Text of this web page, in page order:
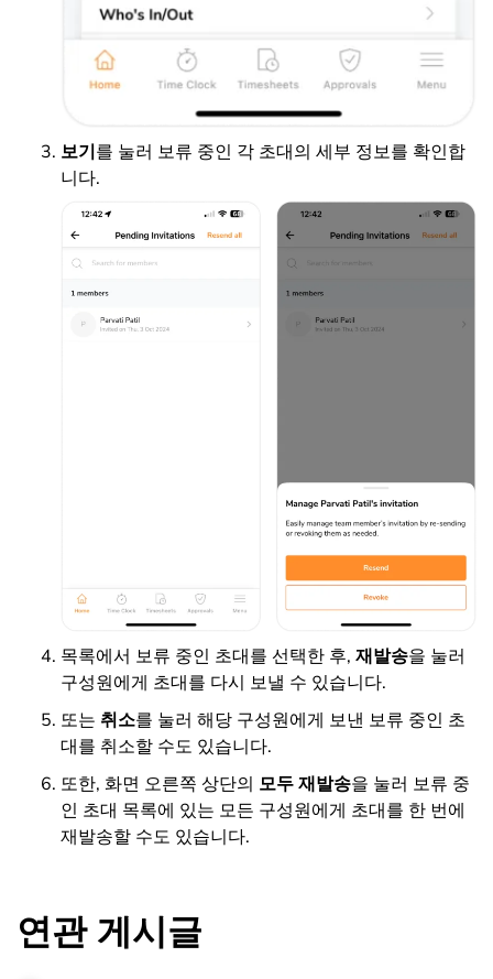
보기를 눌러 보류 중인 각 초대의 세부 정보를 확인합
니다.
목록에서 보류 중인 초대를 선택한 후, 재발송을 눌러
구성원에게 초대를 다시 보낼 수 있습니다.
또는 취소를 눌러 해당 구성원에게 보낸 보류 중인 초
대를 취소할 수도 있습니다.
또한, 화면 오른쪽 상단의 모두 재발송을 눌러 보류 중
인 초대 목록에 있는 모든 구성원에게 초대를 한 번에
재발송할 수도 있습니다.
연관 게시글